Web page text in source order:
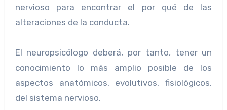
nervioso para encontrar el por qué de las
alteraciones de la conducta.
El neuropsicólogo deberá, por tanto, tener un
conocimiento lo más amplio posible de los
aspectos anatómicos, evolutivos, fisiológicos,
del sistema nervioso.